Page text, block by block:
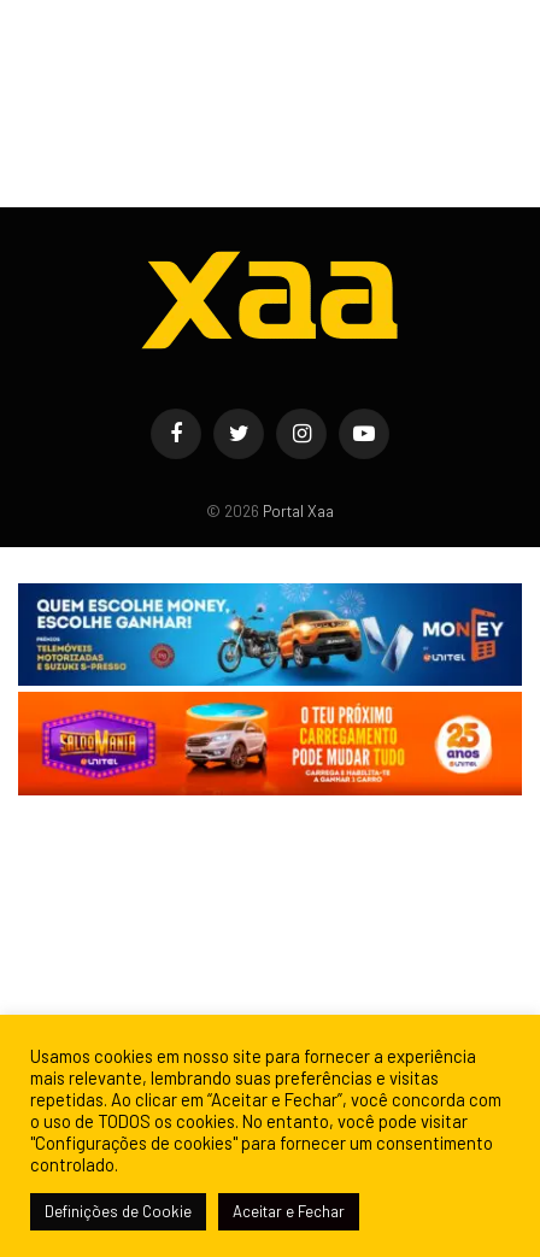
FacebookTwitter InstagramYouTube
© 2026 Portal Xaa
Usamos cookies em nosso site para fornecer a experiência
mais relevante, lembrando suas preferências e visitas
repetidas. Ao clicar em “Aceitar e Fechar”, você concorda com
o uso de TODOS os cookies. No entanto, você pode visitar
"Configurações de cookies" para fornecer um consentimento
controlado.
Definições de Cookie Aceitar e Fechar